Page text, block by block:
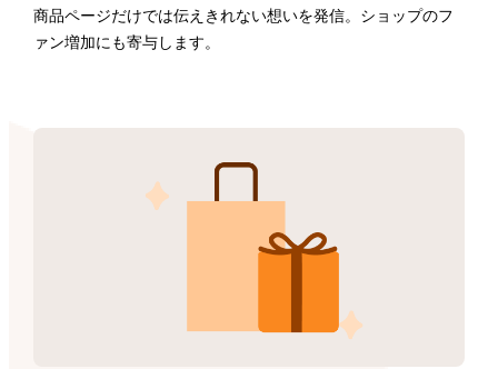
商品ページだけでは伝えきれない想いを発信。ショップのフ
ァン増加にも寄与します。